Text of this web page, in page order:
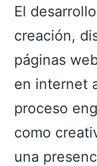
El
creación,
páginas
en internet
proceso
como
una